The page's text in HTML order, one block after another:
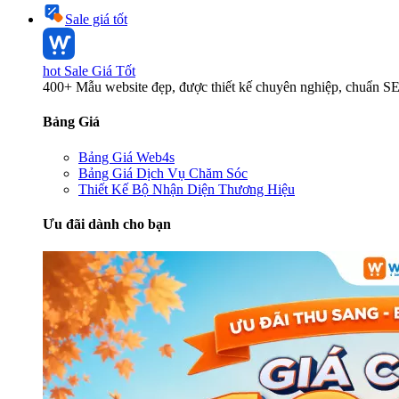
Sale giá tốt
hot Sale Giá Tốt
400+ Mẫu website đẹp, được thiết kế chuyên nghiệp, chuẩn
Bảng Giá
Bảng Giá Web4s
Bảng Giá Dịch Vụ Chăm Sóc
Thiết Kế Bộ Nhận Diện Thương Hiệu
Ưu đãi dành cho bạn